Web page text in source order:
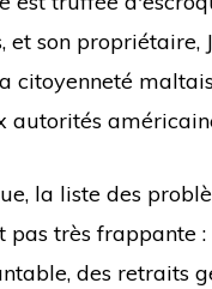
et son propriétaire,
citoyenneté
autorités
la liste des
pas très frappante
des retraits